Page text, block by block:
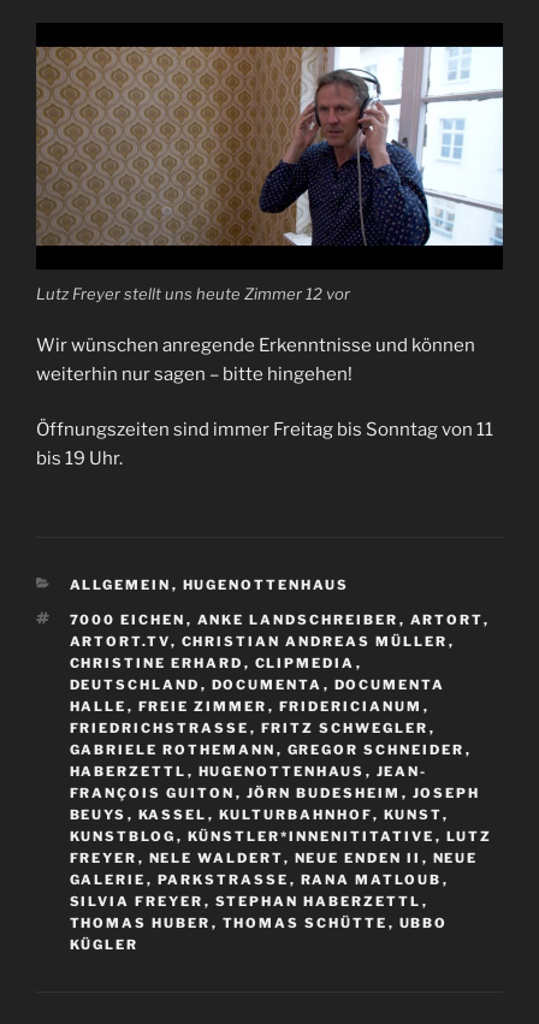
Lutz Freyer stellt uns heute Zimmer 12 vor
Wir wünschen anregende Erkenntnisse und können
weiterhin nur sagen – bitte hingehen!
Öffnungszeiten sind immer Freitag bis Sonntag von 11
bis 19 Uhr.
KATEGORIEN
ALLGEMEIN , HUGENOTTENHAUS
SCHLAGWÖRTER
7000 EICHEN , ANKE LANDSCHREIBER , ARTORT,
ARTORT.TV, CHRISTIAN ANDREAS MÜLLER ,
CHRISTINE ERHARD , CLIPMEDIA ,
DEUTSCHLAND , DOCUMENTA , DOCUMENTA
HALLE , FREIE ZIMMER , FRIDERICIANUM ,
FRIEDRICHSTRASSE
, FRITZ SCHWEGLER ,
GABRIELE ROTHEMANN , GREGOR SCHNEIDER ,
HABERZETTL , HUGENOTTENHAUS , JEAN-
FRANÇOIS GUITON , JÖRN BUDESHEIM , JOSEPH
BEUYS , KASSEL , KULTURBAHNHOF, KUNST,
KUNSTBLOG , KÜNSTLER*INNENITITATIVE , LUTZ
FREYER , NELE WALDERT, NEUE ENDEN II , NEUE
GALERIE , PARKSTRASSE , RANA MATLOUB ,
SILVIA FREYER , STEPHAN HABERZETTL ,
THOMAS HUBER , THOMAS SCHÜTTE , UBBO
KÜGLER